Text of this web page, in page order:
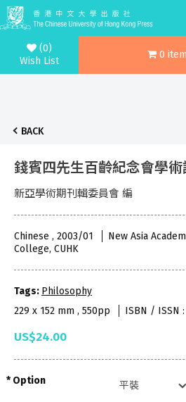
(0)
Wish List
0
BACK
錢賓四先生百齡紀念會學
新亞學術期刊輯委員會 編
Chinese , 2003/01 New Asia
College, CUHK
Tags: Philosophy
229 x 152 mm , 550pp
ISBN / ISSN
US$24.00
Option